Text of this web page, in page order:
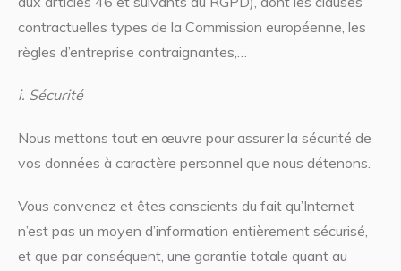
contractuelles types de la Commission européenne, les
règles d’entreprise contraignantes,…
i. Sécurité
Nous mettons tout en œuvre pour assurer la sécurité de
vos données à caractère personnel que nous détenons.
Vous convenez et êtes conscients du fait qu’Internet
n’est pas un moyen d’information entièrement sécurisé,
et que par conséquent, une garantie totale quant au